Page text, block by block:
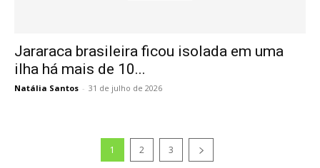
Jararaca brasileira ficou isolada em uma
ilha há mais de 10...
Natália Santos - 31 de julho de 2026
1 2 3